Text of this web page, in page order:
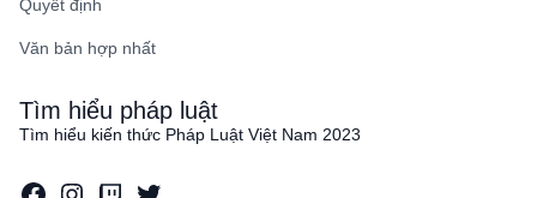
Quyết định
Văn bản hợp nhất
Tìm hiểu pháp luật
Tìm hiểu kiến thức Pháp Luật Việt Nam 2023